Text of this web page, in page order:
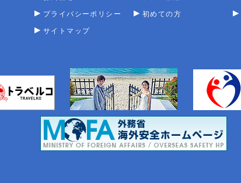
プライバシーポリシー
サイトマップ
初めての方